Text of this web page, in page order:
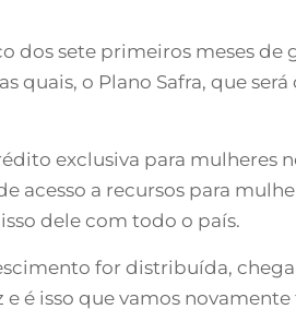
dos sete primeiros meses
quais, o Plano Safra, que
exclusiva para
acesso a recursos para
dele com todo o país.
for distribuída,
é isso que vamos